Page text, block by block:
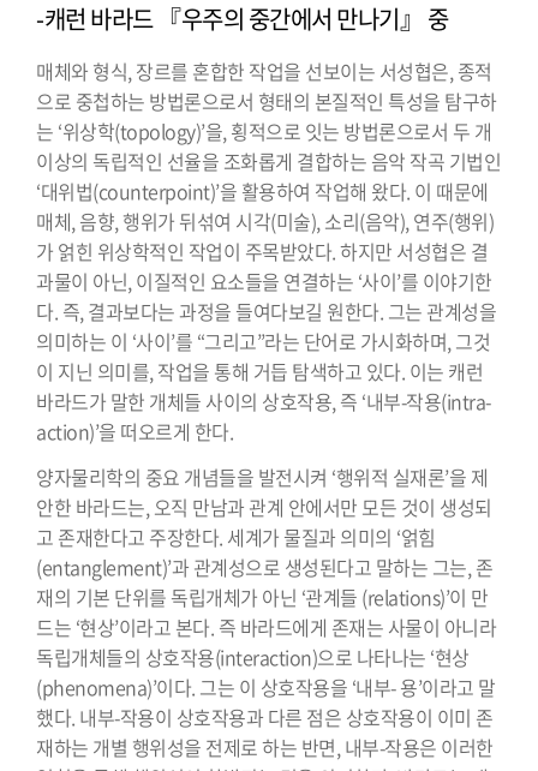
-캐런 바라드 『우주의 중간에서 만나기』 중
매체와 형식, 장르를 혼합한 작업을 선보이는 서성협은, 종적
으로 중첩하는 방법론으로서 형태의 본질적인 특성을 탐구하
는 ‘위상학(topology)’을, 횡적으로 잇는 방법론으로서 두 개
이상의 독립적인 선율을 조화롭게 결합하는 음악 작곡 기법인
‘대위법(counterpoint)’을 활용하여 작업해 왔다. 이 때문에
매체, 음향, 행위가 뒤섞여 시각(미술), 소리(음악), 연주(행위)
가 얽힌 위상학적인 작업이 주목받았다. 하지만 서성협은 결
과물이 아닌, 이질적인 요소들을 연결하는 ‘사이’를 이야기한
다. 즉, 결과보다는 과정을 들여다보길 원한다. 그는 관계성을
의미하는 이 ‘사이’를 “그리고”라는 단어로 가시화하며, 그것
이 지닌 의미를, 작업을 통해 거듭 탐색하고 있다. 이는 캐런
바라드가 말한 개체들 사이의 상호작용, 즉 ‘내부-작용(intra-
action)’을 떠오르게 한다.
양자물리학의 중요 개념들을 발전시켜 ‘행위적 실재론’을 제
안한 바라드는, 오직 만남과 관계 안에서만 모든 것이 생성되
고 존재한다고 주장한다. 세계가 물질과 의미의 ‘얽힘
(entanglement)’과 관계성으로 생성된다고 말하는 그는, 존
재의 기본 단위를 독립개체가 아닌 ‘관계들 (relations)’이 만
드는 ‘현상’이라고 본다. 즉 바라드에게 존재는 사물이 아니라
독립개체들의 상호작용(interaction)으로 나타나는 ‘현상
(phenomena)’이다. 그는 이 상호작용을 ‘내부- 용’이라고 말
했다. 내부-작용이 상호작용과 다른 점은 상호작용이 이미 존
재하는 개별 행위성을 전제로 하는 반면, 내부-작용은 이러한